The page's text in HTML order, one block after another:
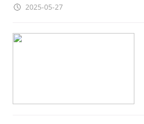
2025-05-27